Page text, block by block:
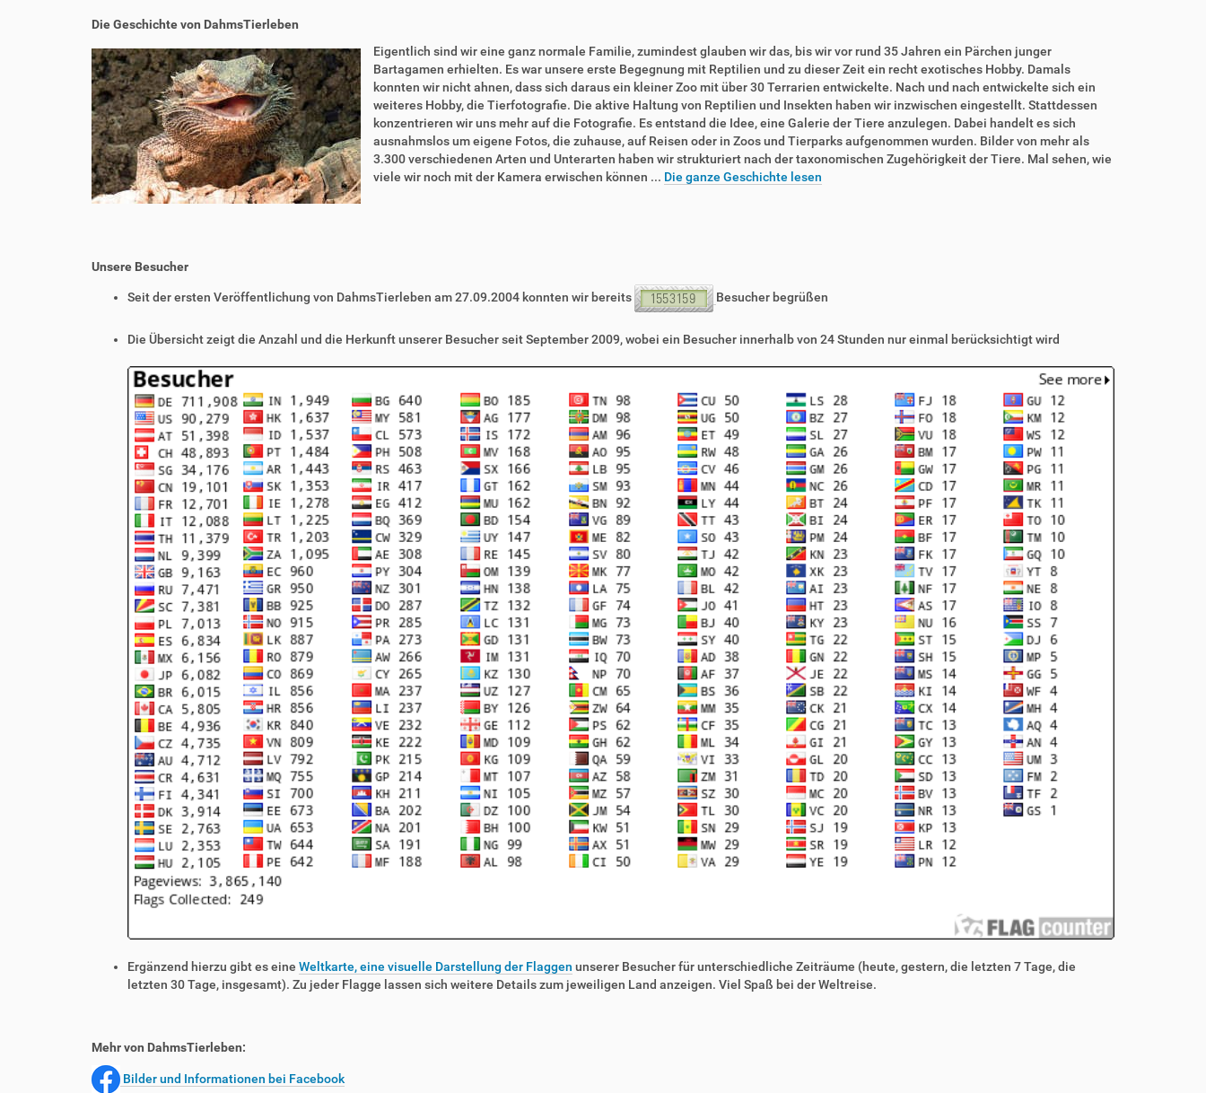
Die Geschichte von DahmsTierleben
Eigentlich sind wir eine ganz normale Familie, zumindest glauben wir das, bis wir vor rund 35 Jahren ein Pärchen junger
Bartagamen erhielten. Es war unsere erste Begegnung mit Reptilien und zu dieser Zeit ein recht exotisches Hobby. Damals
konnten wir nicht ahnen, dass sich daraus ein kleiner Zoo mit über 30 Terrarien entwickelte. Nach und nach entwickelte sich ein
weiteres Hobby, die Tierfotografie. Die aktive Haltung von Reptilien und Insekten haben wir inzwischen eingestellt. Stattdessen
konzentrieren wir uns mehr auf die Fotografie. Es entstand die Idee, eine Galerie der Tiere anzulegen. Dabei handelt es sich
ausnahmslos um eigene Fotos, die zuhause, auf Reisen oder in Zoos und Tierparks aufgenommen wurden. Bilder von mehr als
3.300 verschiedenen Arten und Unterarten haben wir strukturiert nach der taxonomischen Zugehörigkeit der Tiere. Mal sehen, wie
viele wir noch mit der Kamera erwischen können ... Die ganze Geschichte lesen
Unsere Besucher
Seit der ersten Veröffentlichung von DahmsTierleben am 27.09.2004 konnten wir bereits Besucher begrüßen
Die Übersicht zeigt die Anzahl und die Herkunft unserer Besucher seit September 2009, wobei ein Besucher innerhalb von 24 Stunden nur einmal berücksichtigt wird
Ergänzend hierzu gibt es eine Weltkarte, eine visuelle Darstellung der Flaggen unserer Besucher für unterschiedliche Zeiträume (heute, gestern, die letzten 7 Tage, die
letzten 30 Tage, insgesamt). Zu jeder Flagge lassen sich weitere Details zum jeweiligen Land anzeigen. Viel Spaß bei der Weltreise.
Mehr von DahmsTierleben:
Bilder und Informationen bei Facebook